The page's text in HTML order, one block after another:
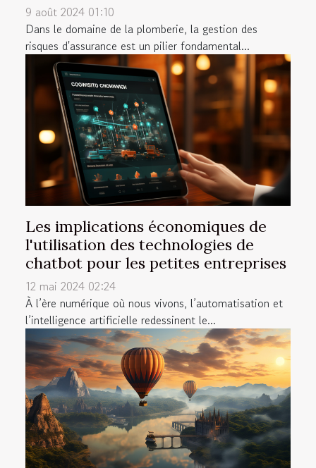
9 août 2024 01:10
Dans le domaine de la plomberie, la gestion des
risques d'assurance est un pilier fondamental...
Les implications économiques de
l'utilisation des technologies de
chatbot pour les petites entreprises
12 mai 2024 02:24
À l’ère numérique où nous vivons, l’automatisation et
l’intelligence artificielle redessinent le...